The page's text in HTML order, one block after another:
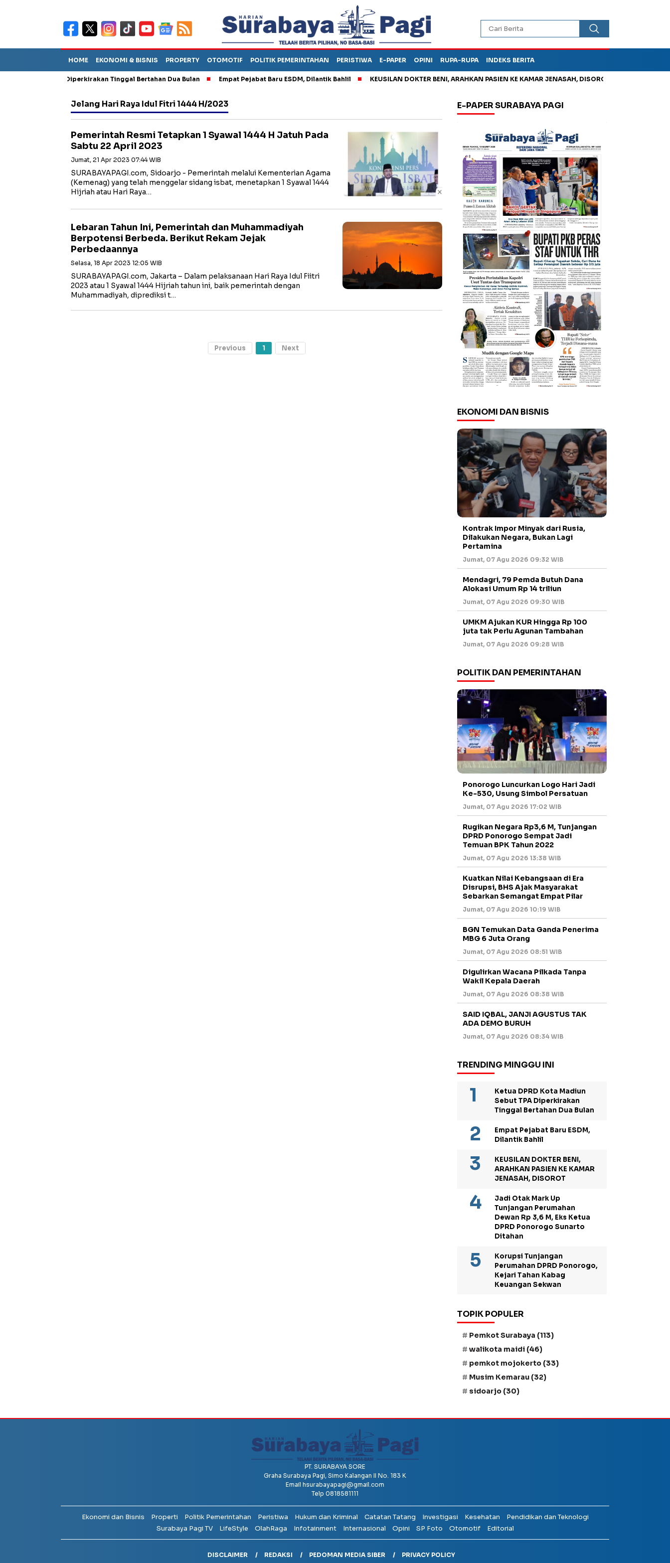
HOME EKONOMI & BISNIS PROPERTY OTOMOTIF POLITIK PEMERINTAHAN PERISTIWA E-PAPER OPINI RUPA-RUPA INDEKS BERITA
Sebut TPA Diperkirakan Tinggal Bertahan Dua Bulan Empat Pejabat Baru ESDM, Dilantik Bahlil KEUSILAN DOKTER BENI, ARAHKAN PASIEN KE KAMAR JENASAH, DISOROT
Jelang Hari Raya Idul Fitri 1444 H/2023
Pemerintah Resmi Tetapkan 1 Syawal 1444 H Jatuh Pada
Sabtu 22 April 2023
Jumat, 21 Apr 2023 07:44 WIB
SURABAYAPAGI.com, Sidoarjo - Pemerintah melalui Kementerian Agama
(Kemenag) yang telah menggelar sidang isbat, menetapkan 1 Syawal 1444
Hijriah atau Hari Raya…
Lebaran Tahun Ini, Pemerintah dan Muhammadiyah
Berpotensi Berbeda. Berikut Rekam Jejak
Perbedaannya
Selasa, 18 Apr 2023 12:05 WIB
SURABAYAPAGI.com, Jakarta – Dalam pelaksanaan Hari Raya Idul Fiitri
2023 atau 1 Syawal 1444 Hijriah tahun ini, baik pemerintah dengan
Muhammadiyah, diprediksi t…
Previous 1 Next
E-PAPER SURABAYA PAGI
EKONOMI DAN BISNIS
Kontrak Impor Minyak dari Rusia,
Dilakukan Negara, Bukan Lagi
Pertamina
Jumat, 07 Agu 2026 09:32 WIB
Mendagri, 79 Pemda Butuh Dana
Alokasi Umum Rp 14 triliun
Jumat, 07 Agu 2026 09:30 WIB
UMKM Ajukan KUR Hingga Rp 100
juta tak Perlu Agunan Tambahan
Jumat, 07 Agu 2026 09:28 WIB
POLITIK DAN PEMERINTAHAN
Ponorogo Luncurkan Logo Hari Jadi
Ke-530, Usung Simbol Persatuan
Jumat, 07 Agu 2026 17:02 WIB
Rugikan Negara Rp3,6 M, Tunjangan
DPRD Ponorogo Sempat Jadi
Temuan BPK Tahun 2022
Jumat, 07 Agu 2026 13:38 WIB
Kuatkan Nilai Kebangsaan di Era
Disrupsi, BHS Ajak Masyarakat
Sebarkan Semangat Empat Pilar
Jumat, 07 Agu 2026 10:19 WIB
BGN Temukan Data Ganda Penerima
MBG 6 Juta Orang
Jumat, 07 Agu 2026 08:51 WIB
Digulirkan Wacana Pilkada Tanpa
Wakil Kepala Daerah
Jumat, 07 Agu 2026 08:38 WIB
SAID IQBAL, JANJI AGUSTUS TAK
ADA DEMO BURUH
Jumat, 07 Agu 2026 08:34 WIB
TRENDING MINGGU INI
Ketua DPRD Kota Madiun
Sebut TPA Diperkirakan
Tinggal Bertahan Dua Bulan
Empat Pejabat Baru ESDM,
Dilantik Bahlil
KEUSILAN DOKTER BENI,
ARAHKAN PASIEN KE KAMAR
JENASAH, DISOROT
Jadi Otak Mark Up
Tunjangan Perumahan
Dewan Rp 3,6 M, Eks Ketua
DPRD Ponorogo Sunarto
Ditahan
Korupsi Tunjangan
Perumahan DPRD Ponorogo,
Kejari Tahan Kabag
Keuangan Sekwan
TOPIK POPULER
Pemkot Surabaya (113)
walikota maidi (46)
pemkot mojokerto (33)
Musim Kemarau (32)
sidoarjo (30)
PT. SURABAYA SORE
Graha Surabaya Pagi, Simo Kalangan II No. 183 K
Email hsurabayapagi@gmail.com
Telp 0818581111
Ekonomi dan Bisnis Properti Politik Pemerintahan Peristiwa Hukum dan Kriminal Catatan Tatang Investigasi Kesehatan
Pendidikan dan Teknologi
Surabaya Pagi TV
LifeStyle OlahRaga Infotainment Internasional Opini SP Foto Otomotif Editorial
DISCLAIMER REDAKSI PEDOMAN MEDIA SIBER PRIVACY POLICY